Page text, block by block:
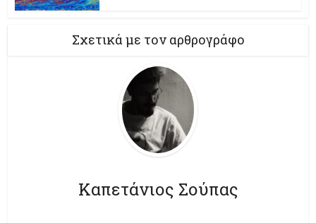
Σχετικά με τον αρθρογράφο
Καπετάνιος Σούπας